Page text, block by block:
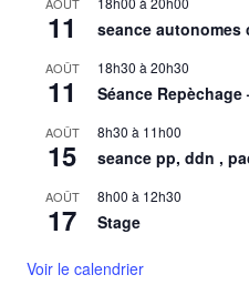
AOÛT
11 seance autonomes
AOÛT
11
18h30 à20h30
Séance
AOÛT
15
8h30 à 11h00
seance pp, ddn ,
AOÛT
17
8h00 à 12h30
Stage
Voir le calendrier